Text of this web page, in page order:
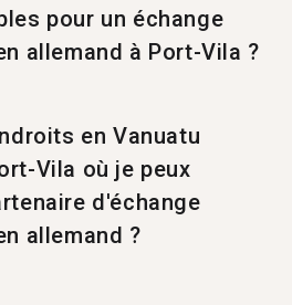
pour un échange
allemand à Port-Vila ?
en allemand.
en Vanuatu
Vila où je peux
d'échange
allemand ?